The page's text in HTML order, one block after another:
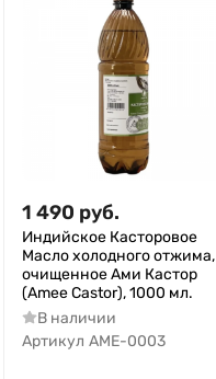
1 490 руб.
Индийское Касторовое
Масло холодного отжима,
очищенное Ами Кастор
(Amee Castor), 1000 мл.
В наличии
Артикул AME-0003